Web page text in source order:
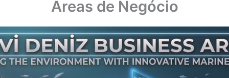
Áreas de Negócio